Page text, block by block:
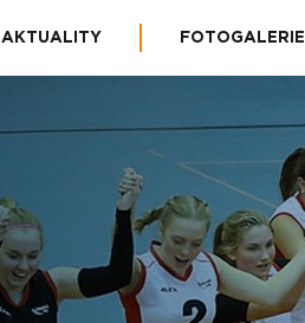
AKTUALITY FOTOGALERIE